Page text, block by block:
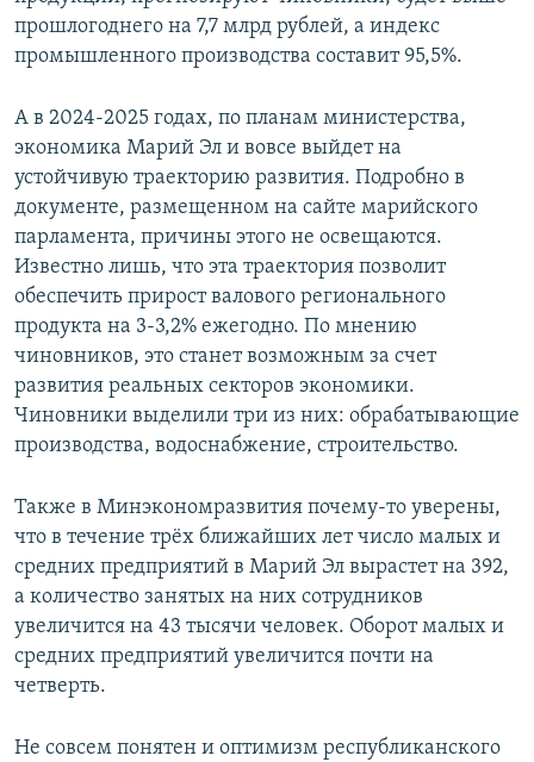
прошлогоднего на 7,7 млрд рублей, а индекс
промышленного производства составит 95,5%.
А в 2024-2025 годах, по планам министерства,
экономика Марий Эл и вовсе выйдет на
устойчивую траекторию развития. Подробно в
документе, размещенном на сайте марийского
парламента, причины этого не освещаются.
Известно лишь, что эта траектория позволит
обеспечить прирост валового регионального
продукта на 3-3,2% ежегодно. По мнению
чиновников, это станет возможным за счет
развития реальных секторов экономики.
Чиновники выделили три из них: обрабатывающие
производства, водоснабжение, строительство.
Также в Минэкономразвития почему-то уверены,
что в течение трёх ближайших лет число малых и
средних предприятий в Марий Эл вырастет на 392,
а количество занятых на них сотрудников
увеличится на 43 тысячи человек. Оборот малых и
средних предприятий увеличится почти на
четверть.
Не совсем понятен и оптимизм республиканского